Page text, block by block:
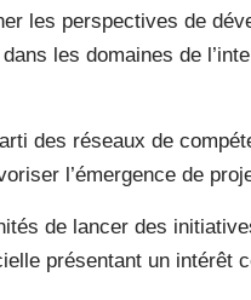
les perspectives de
les domaines de
des réseaux de
l’émergence de
de lancer des
présentant un intérêt